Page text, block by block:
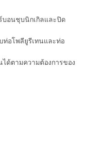
บอนชุบนิกเกิลและปิด
ท่อโพลียูรีเทนและท่อ
ได้ตามความต้องการของ